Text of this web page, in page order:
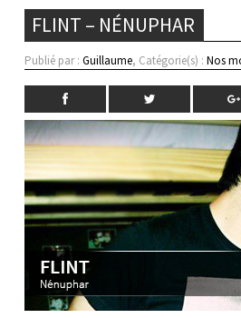
FLINT – NÉNUPHAR
Publié par :Guillaume, Catégorie(s) :Nos